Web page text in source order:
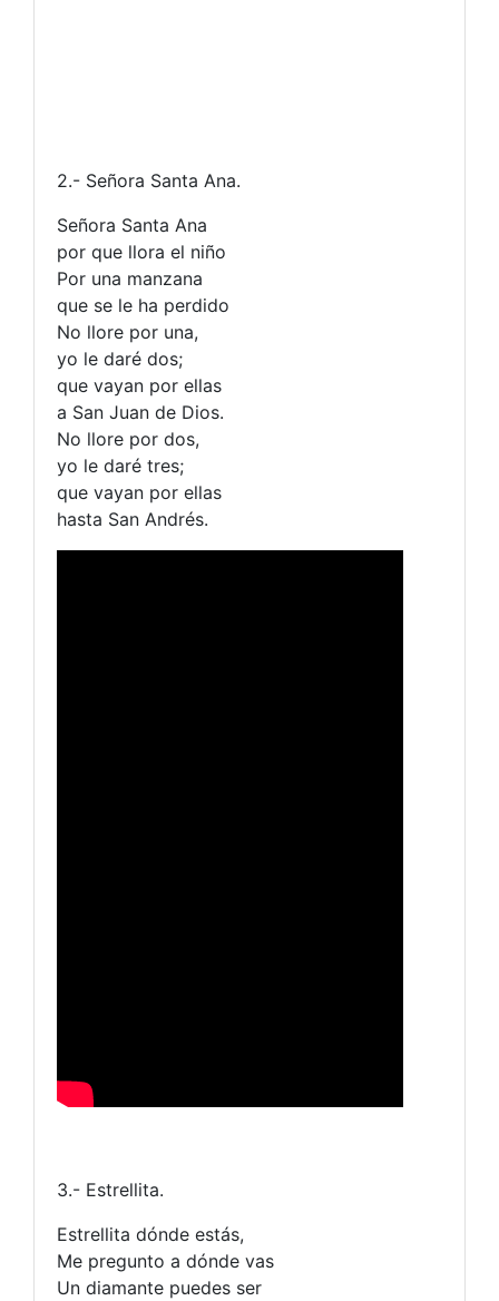
2.- Señora Santa Ana.
Señora Santa Ana
por que llora el niño
Por una manzana
que se le ha perdido
No llore por una,
yo le daré dos;
que vayan por ellas
a San Juan de Dios.
No llore por dos,
yo le daré tres;
que vayan por ellas
hasta San Andrés.
3.- Estrellita.
Estrellita dónde estás,
Me pregunto a dónde vas
Un diamante puedes ser